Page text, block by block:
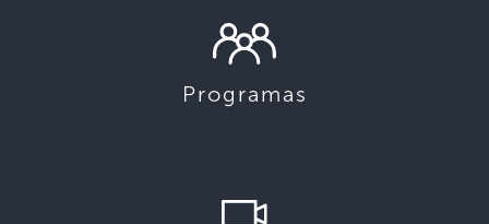
Programas